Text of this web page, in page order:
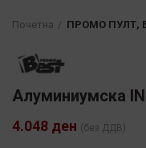
Почетна ПРОМО ПУЛТ,
Алуминиумска
4.048 ден (без ДДВ)